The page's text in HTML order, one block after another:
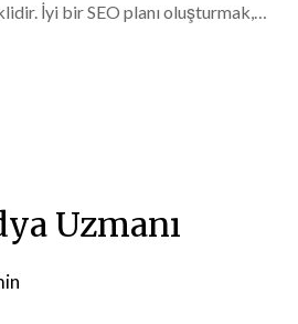
İyi bir SEO planı oluşturmak,…
Uzmanı